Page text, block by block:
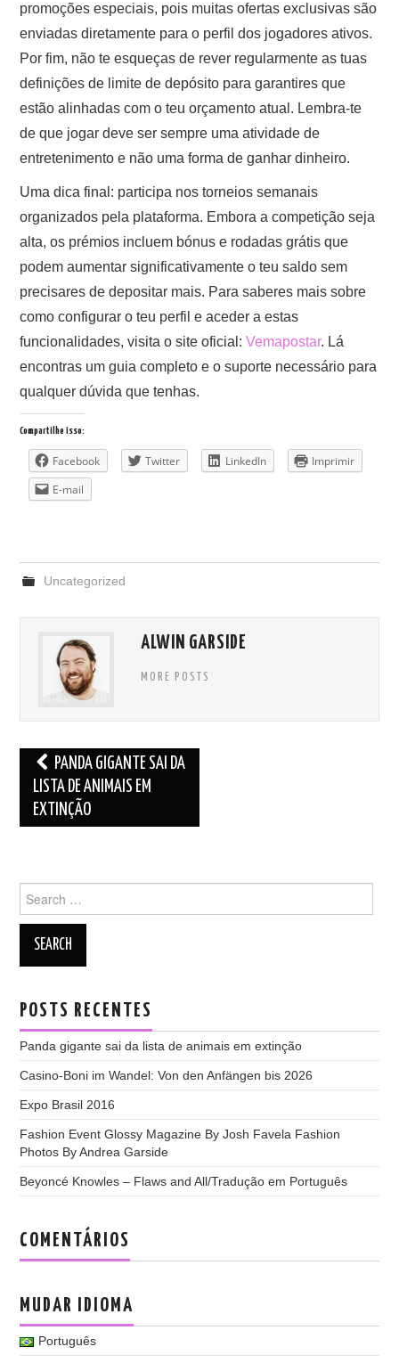
promoções especiais, pois muitas ofertas exclusivas são
enviadas diretamente para o perfil dos jogadores ativos.
Por fim, não te esqueças de rever regularmente as tuas
definições de limite de depósito para garantires que
estão alinhadas com o teu orçamento atual. Lembra-te
de que jogar deve ser sempre uma atividade de
entretenimento e não uma forma de ganhar dinheiro.
Uma dica final: participa nos torneios semanais
organizados pela plataforma. Embora a competição seja
alta, os prémios incluem bónus e rodadas grátis que
podem aumentar significativamente o teu saldo sem
precisares de depositar mais. Para saberes mais sobre
como configurar o teu perfil e aceder a estas
funcionalidades, visita o site oficial:Vemapostar. Lá
encontras um guia completo e o suporte necessário para
qualquer dúvida que tenhas.
Compartilhe isso:
Facebook Twitter LinkedIn
Imprimir
E-mail
Uncategorized
ALWIN GARSIDE
MORE POSTS
Post
navigation
PANDA GIGANTE SAI DA
LISTA DE ANIMAIS EM
EXTINÇÃO
Search
for:
POSTS RECENTES
Panda gigante sai da lista de animais em extinção
Casino-Boni im Wandel: Von den Anfängen bis 2026
Expo Brasil 2016
Fashion Event Glossy Magazine By Josh Favela Fashion
Photos By Andrea Garside
Beyoncé Knowles – Flaws and All/Tradução em Português
COMENTÁRIOS
MUDAR IDIOMA
Português